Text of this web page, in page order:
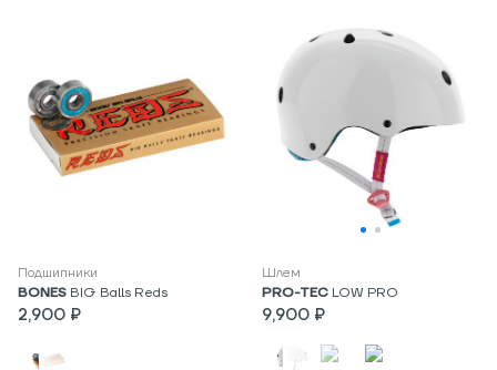
Подшипники
BONES BIG Balls Reds
2,900 ₽
Шлем
PRO-TEC LOW PRO
9,900 ₽